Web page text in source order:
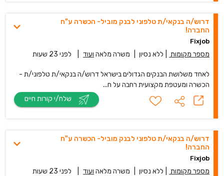
דרוש/ה בנקאי/ת טלפוני לבנק מוביל- הכשרה ע"ח
החברה!
Fixjob
מספר מקומות ללא נסיון משרה מלאה ועוד לפני 23 שעות
לאחד משלושת הבנקים הגדולים בישראל דרוש/ה בנקאי/ת טלפוני/ת -
הכשרה ומעטפת מקצועית רחבה על ח...
דרוש/ה בנקאי/ת טלפוני לבנק מוביל- הכשרה ע"ח
החברה!
Fixjob
מספר מקומות ללא נסיון משרה מלאה ועוד לפני 23 שעות